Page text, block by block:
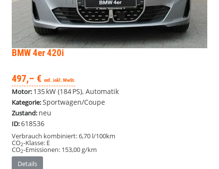
BMW 4er420i
497,– € mtl. inkl. MwSt.
Motor: 135 kW (184 PS), Automatik
Kategorie:Sportwagen/Coupe
Zustand: neu
ID:618536
Verbrauch kombiniert:6,70 l/100km
CO2-Klasse: E
CO2-Emissionen: 153,00 g/km
Details